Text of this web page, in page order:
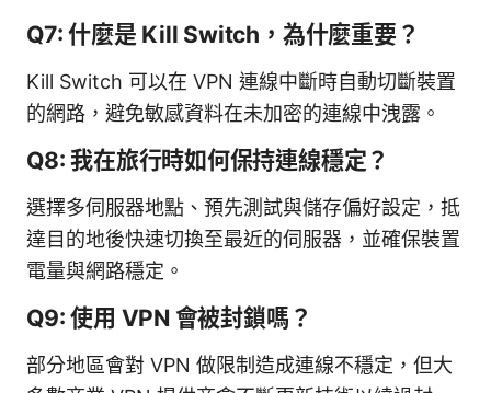
Q7: 什麼是 Kill Switch，為什麼重要？
Kill Switch 可以在 VPN 連線中斷時自動切斷裝置
的網路，避免敏感資料在未加密的連線中洩露。
Q8: 我在旅行時如何保持連線穩定？
選擇多伺服器地點、預先測試與儲存偏好設定，抵
達目的地後快速切換至最近的伺服器，並確保裝置
電量與網路穩定。
Q9: 使用 VPN 會被封鎖嗎？
部分地區會對 VPN 做限制造成連線不穩定，但大